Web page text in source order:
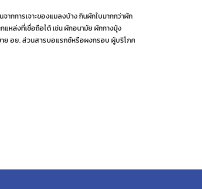
การเจาะของแมลงบ้าง กินผักใบมากกว่าผัก
แหล่งที่เชื่อถือได้ เช่น ผักอนามัย ผักกางมุ้ง
ย อย. ส่วนสารบอแรกซ์หรือผงกรอบ ผู้บริโภค